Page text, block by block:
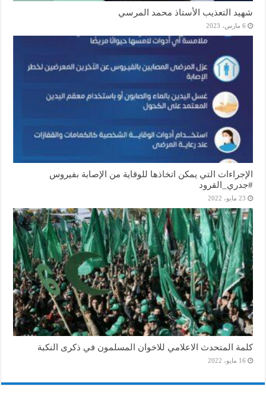
شهيد التعذيب الأستاذ محمد المرسي
6 مارس، 2023
الإجراءات التي يمكن اتخاذها للوقاية من الإصابة بفيروس
#جدري_القرود
23 مايو، 2022
كلمة المتحدث الاعلامي للاخوان المسلمون في ذكرى النكبة
16 مايو، 2022